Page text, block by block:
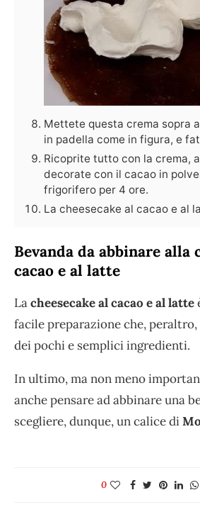
Mettete questa crema sopra
in padella come in figura, e
Ricoprite tutto con la crema,
decorate con il cacao in
frigorifero per 4 ore.
La cheesecake al cacao e al
Bevanda da abbinare alla
cacao e al latte
Lacheesecake al cacao e al latte
facile preparazione che,
dei pochi e semplici ingredienti.
In ultimo, ma non meno
anche pensare ad abbinare una
scegliere, dunque, un calice di
0